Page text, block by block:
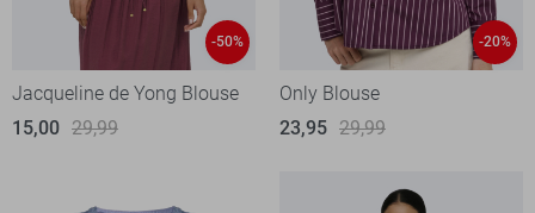
-50%
Jacqueline de Yong Blouse
15,00 29,99
-20%
Only Blouse
23,95 29,99